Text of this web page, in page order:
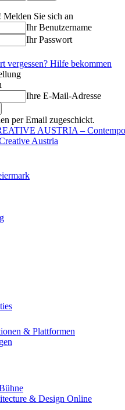
Sie sich an
Ihr Benutzername
Ihr Passwort
vergessen? Hilfe bekommen
Ihre E-Mail-Adresse
per Email zugeschickt.
AUSTRIA –
& Plattformen
& Design Online